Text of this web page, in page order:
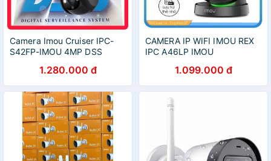
Camera Imou Cruiser IPC-
S42FP-IMOU 4MP DSS
1.280.000 đ
CAMERA IP WIFI IMOU REX
IPC A46LP IMOU
1.099.000 đ